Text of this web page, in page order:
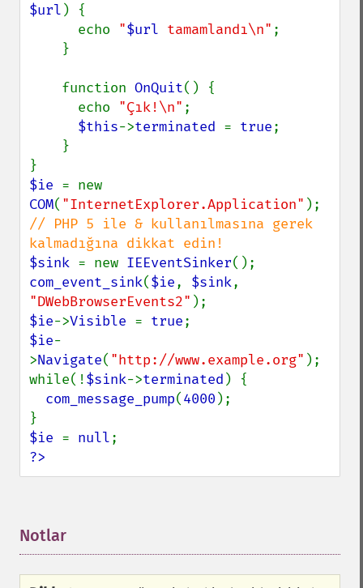
$url ) {
      echo
"$url tamamlandı\n" ;
    function
OnQuit() {
      echo
"Çık!\n" ;
$this->terminated = true;
$ie
COM( "InternetExplorer.Application"
// PHP 5 ile & kullanılmasına gerek
$sink = new IEEventSinker
com_event_sink($ie, $sink
"DWebBrowserEvents2"
$ie->Visible = true
$ie-
>Navigate( "http://www.example.org" );
while(!$sink->terminated ) {
com_message_pump(4000 );
$ie = null
?>
Notlar